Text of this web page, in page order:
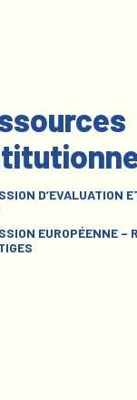
D’EVALUATION
EUROPÉENNE –